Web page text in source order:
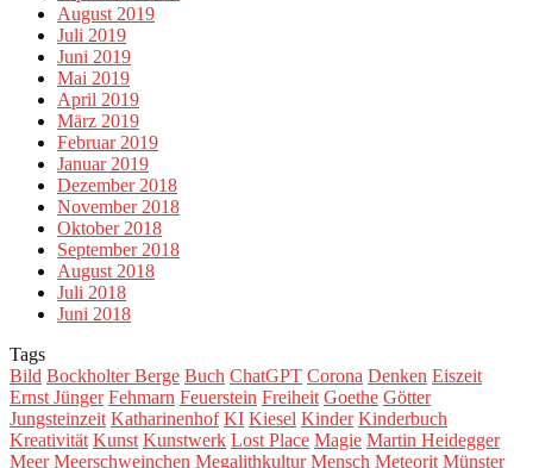
August 2019
Juli 2019
Juni 2019
Mai 2019
April 2019
März 2019
Februar 2019
Januar 2019
Dezember 2018
November 2018
Oktober 2018
September 2018
August 2018
Juli 2018
Juni 2018
Tags
Bild Bockholter Berge Buch ChatGPT Corona Denken Eiszeit
Ernst Jünger Fehmarn Feuerstein Freiheit Goethe Götter
Jungsteinzeit Katharinenhof KI Kiesel Kinder Kinderbuch
Kreativität Kunst Kunstwerk Lost Place Magie Martin Heidegger
Meer Meerschweinchen Megalithkultur Mensch Meteorit Münster